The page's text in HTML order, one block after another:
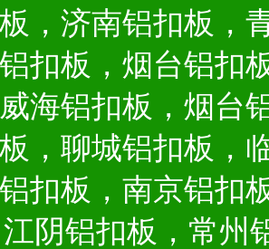
，济南铝扣板，
扣板，烟台铝扣
海铝扣板，烟台
，聊城铝扣板，
扣板，南京铝扣
江阴铝扣板，常州